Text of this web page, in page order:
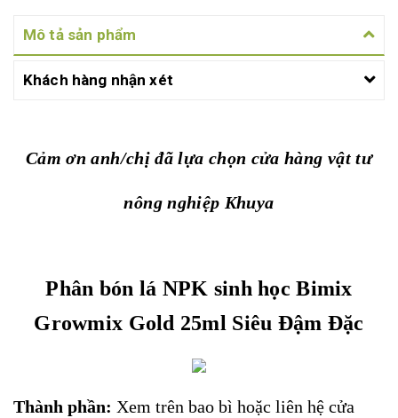
Mô tả sản phẩm
Khách hàng nhận xét
Cảm ơn anh/chị đã lựa chọn cửa hàng vật tư
nông nghiệp Khuya
Phân bón lá NPK sinh học Bimix
Growmix Gold 25ml Siêu Đậm Đặc
Thành phần: Xem trên bao bì hoặc liên hệ cửa